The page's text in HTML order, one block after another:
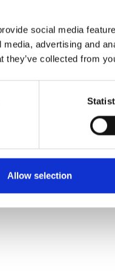
social media
advertising and
they’ve collected from
Allow selection